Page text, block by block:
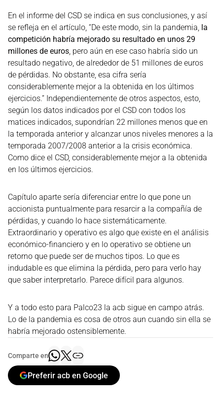
En el informe del CSD se indica en sus conclusiones, y así
se refleja en el artículo, “De este modo, sin la pandemia, la
competición habría mejorado su resultado en unos 29
millones de euros, pero aún en ese caso habría sido un
resultado negativo, de alrededor de 51 millones de euros
de pérdidas. No obstante, esa cifra sería
considerablemente mejor a la obtenida en los últimos
ejercicios.” Independientemente de otros aspectos, esto,
según los datos indicados por el CSD con todos los
matices indicados, supondrían 22 millones menos que en
la temporada anterior y alcanzar unos niveles menores a la
temporada 2007/2008 anterior a la crisis económica.
Como dice el CSD, considerablemente mejor a la obtenida
en los últimos ejercicios.
Capítulo aparte sería diferenciar entre lo que pone un
accionista puntualmente para resarcir a la compañía de
pérdidas, y cuando lo hace sistemáticamente.
Extraordinario y operativo es algo que existe en el análisis
económico-financiero y en lo operativo se obtiene un
retorno que puede ser de muchos tipos. Lo que es
indudable es que elimina la pérdida, pero para verlo hay
que saber interpretarlo. Parece difícil para algunos.
Y a todo esto para Palco23 la acb sigue en campo atrás.
Lo de la pandemia es cosa de otros aun cuando sin ella se
habría mejorado ostensiblemente.
Comparte en
Preferir acb en Google